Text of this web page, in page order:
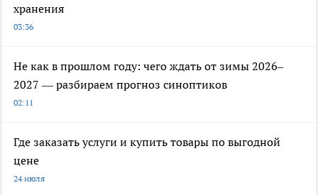
хранения
03:36
Не как в прошлом году: чего ждать от зимы 2026–
2027 — разбираем прогноз синоптиков
02:11
Где заказать услуги и купить товары по выгодной
цене
24 июля